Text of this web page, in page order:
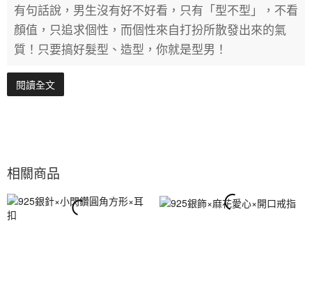
有句話說，男生沒有好不好看，只有「型不型」，不看
顏值，只追求個性，而個性來自打扮所散發出來的氣
質！只要搞好髮型、造型，你就是型男！
閱讀全文
相關商品